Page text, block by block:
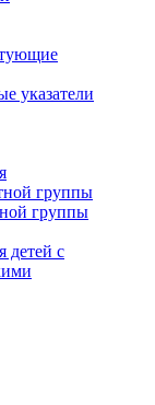
указатели
группы
группы
детей с